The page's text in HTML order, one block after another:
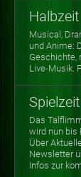
Halbzeit
Musical,
und Anime:
Geschichte,
Live-Musik.
Das
wird nun bis
Über
Newsletter
Infos zur